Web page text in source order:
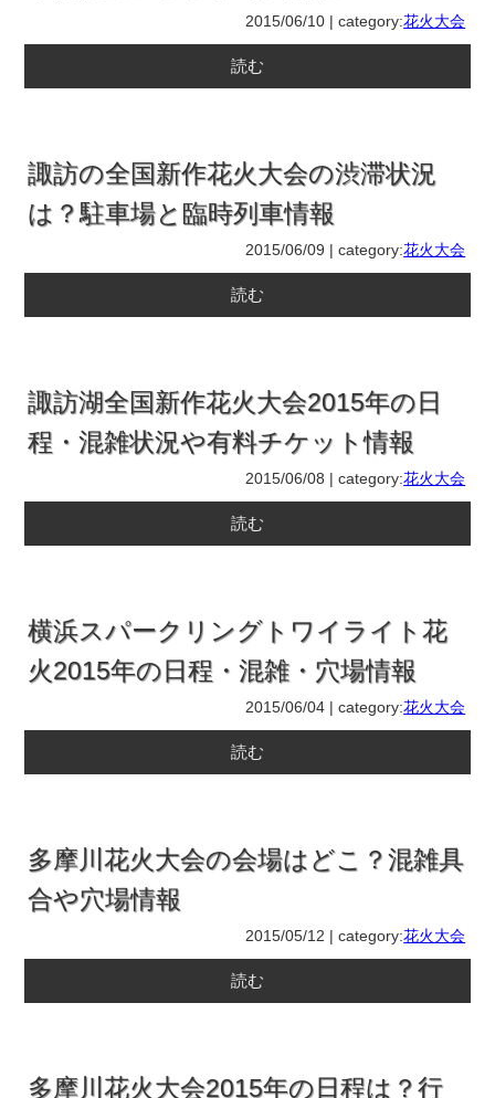
2015/06/10 | category:花火大会
読む
諏訪の全国新作花火大会の渋滞状況
は？駐車場と臨時列車情報
2015/06/09 | category:花火大会
読む
諏訪湖全国新作花火大会2015年の日
程・混雑状況や有料チケット情報
2015/06/08 | category:花火大会
読む
横浜スパークリングトワイライト花
火2015年の日程・混雑・穴場情報
2015/06/04 | category:花火大会
読む
多摩川花火大会の会場はどこ？混雑具
合や穴場情報
2015/05/12 | category:花火大会
読む
多摩川花火大会2015年の日程は？行